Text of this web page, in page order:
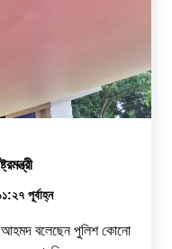
পূর্বাহ্ন
আহমদ বলেছেন পুলিশ কোনো